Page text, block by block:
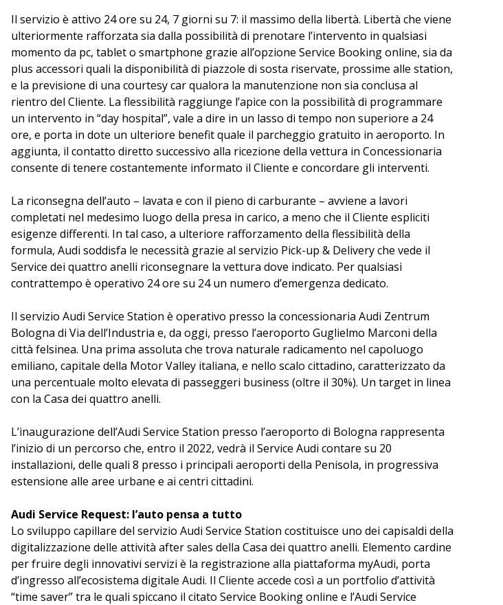
Il servizio è attivo 24 ore su 24, 7 giorni su 7: il massimo della libertà. Libertà che viene
ulteriormente rafforzata sia dalla possibilità di prenotare l’intervento in qualsiasi
momento da pc, tablet o smartphone grazie all’opzione Service Booking online, sia da
plus accessori quali la disponibilità di piazzole di sosta riservate, prossime alle station,
e la previsione di una courtesy car qualora la manutenzione non sia conclusa al
rientro del Cliente. La flessibilità raggiunge l’apice con la possibilità di programmare
un intervento in “day hospital”, vale a dire in un lasso di tempo non superiore a 24
ore, e porta in dote un ulteriore benefit quale il parcheggio gratuito in aeroporto. In
aggiunta, il contatto diretto successivo alla ricezione della vettura in Concessionaria
consente di tenere costantemente informato il Cliente e concordare gli interventi.
La riconsegna dell’auto – lavata e con il pieno di carburante – avviene a lavori
completati nel medesimo luogo della presa in carico, a meno che il Cliente espliciti
esigenze differenti. In tal caso, a ulteriore rafforzamento della flessibilità della
formula, Audi soddisfa le necessità grazie al servizio Pick-up & Delivery che vede il
Service dei quattro anelli riconsegnare la vettura dove indicato. Per qualsiasi
contrattempo è operativo 24 ore su 24 un numero d’emergenza dedicato.
Il servizio Audi Service Station è operativo presso la concessionaria Audi Zentrum
Bologna di Via dell’Industria e, da oggi, presso l’aeroporto Guglielmo Marconi della
città felsinea. Una prima assoluta che trova naturale radicamento nel capoluogo
emiliano, capitale della Motor Valley italiana, e nello scalo cittadino, caratterizzato da
una percentuale molto elevata di passeggeri business (oltre il 30%). Un target in linea
con la Casa dei quattro anelli.
L’inaugurazione dell’Audi Service Station presso l’aeroporto di Bologna rappresenta
l’inizio di un percorso che, entro il 2022, vedrà il Service Audi contare su 20
installazioni, delle quali 8 presso i principali aeroporti della Penisola, in progressiva
estensione alle aree urbane e ai centri cittadini.
Audi Service Request: l’auto pensa a tutto
Lo sviluppo capillare del servizio Audi Service Station costituisce uno dei capisaldi della
digitalizzazione delle attività after sales della Casa dei quattro anelli. Elemento cardine
per fruire degli innovativi servizi è la registrazione alla piattaforma myAudi, porta
d’ingresso all’ecosistema digitale Audi. Il Cliente accede così a un portfolio d’attività
“time saver” tra le quali spiccano il citato Service Booking online e l’Audi Service